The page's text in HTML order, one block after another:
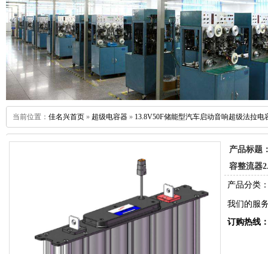
当前位置： 佳名兴首页 » 超级电容器 » 13.8V50F储能型汽车启动音响超级法拉电
产品标题
容整流器
产品分类
我们的服
订购热线